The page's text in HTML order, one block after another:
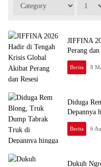
JIFFINA
Perang
Berita 8
Diduga
Depannya
Berita 6
Dukuh